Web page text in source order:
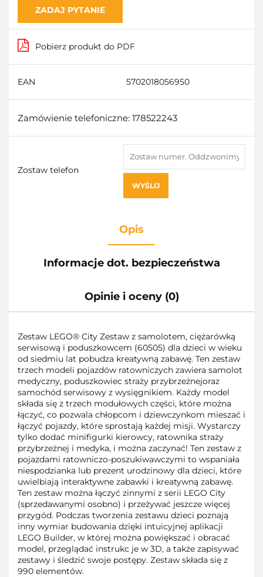
ZADAJ PYTANIE
Pobierz produkt do PDF
EAN 5702018056950
Zamówienie telefoniczne: 178522243
Zostaw telefon
WYŚLIJ
Opis
Informacje dot. bezpieczeństwa
Opinie i oceny (0)
Zestaw LEGO® City Zestaw z samolotem, ciężarówką
serwisową i poduszkowcem (60505) dla dzieci w wieku
od siedmiu lat pobudza kreatywną zabawę. Ten zestaw
trzech modeli pojazdów ratowniczych zawiera samolot
medyczny, poduszkowiec straży przybrzeżnejoraz
samochód serwisowy z wysięgnikiem. Każdy model
składa się z trzech modułowych części, które można
łączyć, co pozwala chłopcom i dziewczynkom mieszać i
łączyć pojazdy, które sprostają każdej misji. Wystarczy
tylko dodać minifigurki kierowcy, ratownika straży
przybrzeżnej i medyka, i można zaczynać! Ten zestaw z
pojazdami ratowniczo-poszukiwawczymi to wspaniała
niespodzianka lub prezent urodzinowy dla dzieci, które
uwielbiają interaktywne zabawki i kreatywną zabawę.
Ten zestaw można łączyć zinnymi z serii LEGO City
(sprzedawanymi osobno) i przeżywać jeszcze więcej
przygód. Podczas tworzenia zestawu dzieci poznają
inny wymiar budowania dzięki intuicyjnej aplikacji
LEGO Builder, w której można powiększać i obracać
model, przeglądać instrukc je w 3D, a także zapisywać
zestawy i śledzić swoje postępy. Zestaw składa się z
990 elementów.